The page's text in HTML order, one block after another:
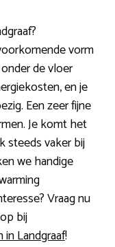
vorm
de vloer
en je
Een zeer fijne
Je komt het
steeds vaker bij
we handige
Vraag nu
bij
Landgraaf!